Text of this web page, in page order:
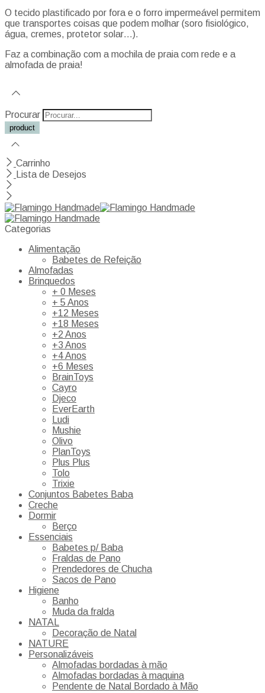
O tecido plastificado por fora e o forro impermeável permitem
que transportes coisas que podem molhar (soro fisiológico,
água, cremes, protetor solar…).
Faz a combinação com a mochila de praia com rede e a
almofada de praia!
Procurar
Carrinho
Lista de Desejos
Categorias
Alimentação
Babetes de Refeição
Almofadas
Brinquedos
+ 0 Meses
+ 5 Anos
+12 Meses
+18 Meses
+2 Anos
+3 Anos
+4 Anos
+6 Meses
BrainToys
Cayro
Djeco
EverEarth
Ludi
Mushie
Olivo
PlanToys
Plus Plus
Tolo
Trixie
Conjuntos Babetes Baba
Creche
Dormir
Berço
Essenciais
Babetes p/ Baba
Fraldas de Pano
Prendedores de Chucha
Sacos de Pano
Higiene
Banho
Muda da fralda
NATAL
Decoração de Natal
NATURE
Personalizáveis
Almofadas bordadas à mão
Almofadas bordadas à maquina
Pendente de Natal Bordado à Mão